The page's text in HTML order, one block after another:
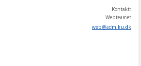
Kontakt:
Webteamet
web@adm.ku.dk